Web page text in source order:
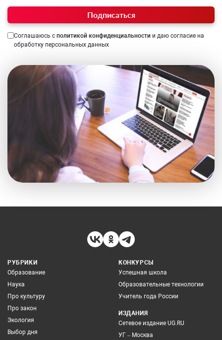
Подписаться
Соглашаюсь с политикой конфиденциальности и даю согласие на
обработку персональных данных
РУБРИКИ
Образование
Наука
Про культуру
Про закон
Экология
Выбор дня
КОНКУРСЫ
Успешная школа
Образовательные технологии
Учитель года России
ИЗДАНИЯ
Сетевое издание UG.RU
УГ – Москва